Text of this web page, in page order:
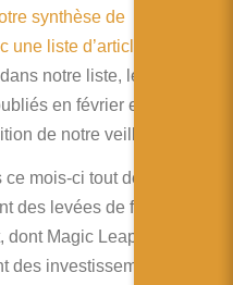
synthèse de
une liste d’article dédiée
notre liste, les
en février et vous les
de notre veille.
mois-ci tout de même.
des levées de fonds pour
Magic Leap. Cela ne
des investissements dans